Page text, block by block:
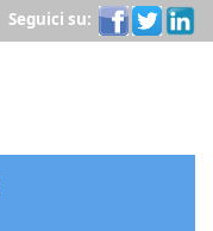
Seguici su: